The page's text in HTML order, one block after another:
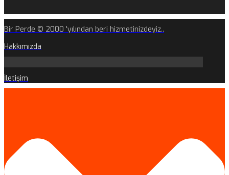
Bir Perde © 2000 'yılından beri hizmetinizdeyiz..
Hakkımızda
İletişim